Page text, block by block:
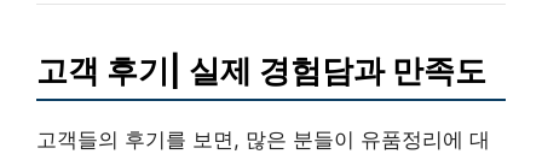
고객 후기| 실제 경험담과 만족도
고객들의 후기를 보면, 많은 분들이 유품정리에 대